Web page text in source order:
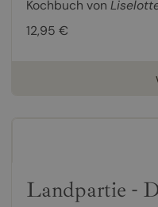
Kochbuch von
12,95 €
Landpartie -